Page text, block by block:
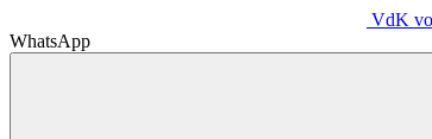
VdK
WhatsApp